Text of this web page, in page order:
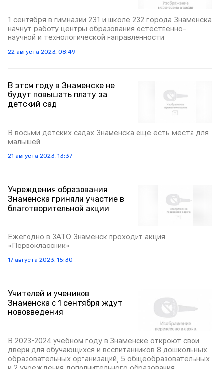
1 сентября в гимназии 231 и школе 232 города Знаменска
начнут работу центры образования естественно-
научной и технологической направленности
22 августа 2023, 08:49
В этом году в Знаменске не
будут повышать плату за
детский сад
В восьми детских садах Знаменска еще есть места для
малышей
21 августа 2023, 13:37
Учреждения образования
Знаменска приняли участие в
благотворительной акции
Ежегодно в ЗАТО Знаменск проходит акция
«Первоклассник»
17 августа 2023, 15:30
Учителей и учеников
Знаменска с 1 сентября ждут
нововведения
В 2023-2024 учебном году в Знаменске откроют свои
двери для обучающихся и воспитанников 8 дошкольных
образовательных организаций, 5 общеобразовательных
и 2 учреждения дополнительного образования